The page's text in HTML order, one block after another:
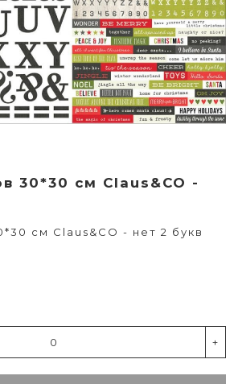
30*30 см Claus&CO -
см Claus&CO - нет 2 букв
+